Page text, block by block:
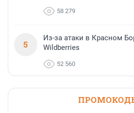
58 279
5
Из-за атаки в Красном
Wildberries
52 560